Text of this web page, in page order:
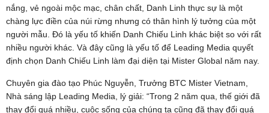
nắng, vẻ ngoài mộc mạc, chân chất, Danh Linh thực sự là một
chàng lực điền của núi rừng nhưng có thân hình lý tưởng của một
người mẫu. Đó là yếu tố khiến Danh Chiếu Linh khác biệt so với rất
nhiều người khác. Và đây cũng là yếu tố để Leading Media quyết
định chọn Danh Chiếu Linh làm đại diện tại Mister Global năm nay.
Chuyên gia đào tạo Phúc Nguyễn, Trưởng BTC Mister Vietnam,
Nhà sáng lập Leading Media, lý giải: “Trong 2 năm qua, thế giới đã
thay đổi quá nhiều, cuộc sống của chúng ta cũng đã thay đổi quá